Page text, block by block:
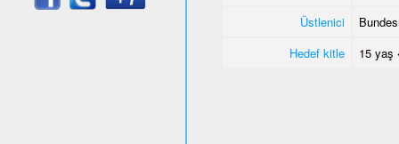
Üstlenici
Hedef kitle
15 yaş